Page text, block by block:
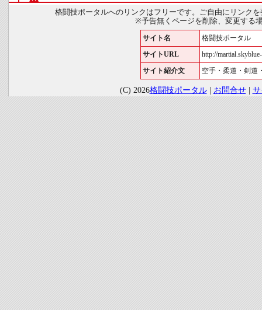
格闘技ポータルへのリンクはフリーです。ご自由にリンク
※予告無くページを削除、変更する
サイト名 格闘技ポータル
サイトURL http://
サイト紹介文 空手・柔道・剣道
(C) 2026格闘技ポータル| お問合せ|